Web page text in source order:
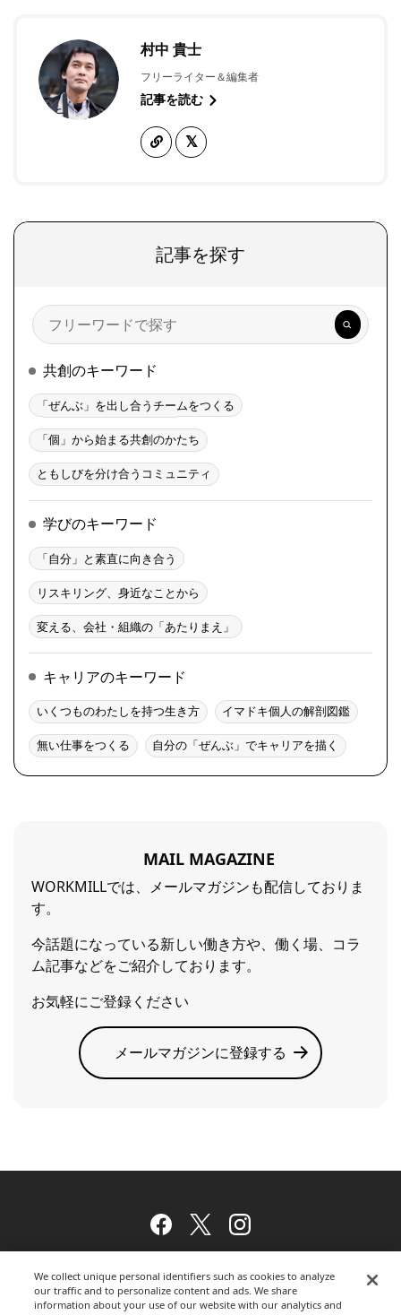
村中 貴士
フリーライター＆編集者
記事を読む
記事を探す
検
索
共創のキーワード
「ぜんぶ」を出し合うチームをつくる
「個」から始まる共創のかたち
ともしびを分け合うコミュニティ
学びのキーワード
「自分」と素直に向き合う
リスキリング、身近なことから
変える、会社・組織の「あたりまえ」
キャリアのキーワード
いくつものわたしを持つ生き方 イマドキ個人の解剖図鑑
無い仕事をつくる 自分の「ぜんぶ」でキャリアを描く
MAIL MAGAZINE
WORKMILLでは、メールマガジンも配信しておりま
す。
今話題になっている新しい働き方や、働く場、コラ
ム記事などをご紹介しております。
お気軽にご登録ください
メールマガジンに登録する
Facebook
TwitterInstagram
ウェブサイトのご利用について
We collect unique personal identifiers such as cookies to analyze
our traffic and to personalize content and ads. We share
information about your use of our website with our analytics and